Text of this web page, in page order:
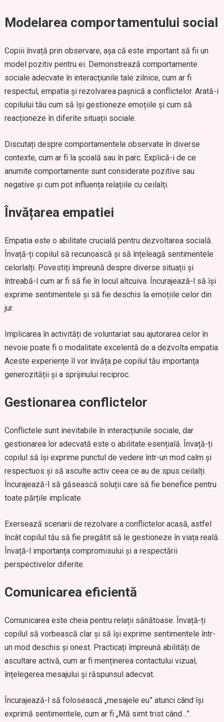
Modelarea comportamentului social
Copiii învață prin observare, așa că este important să fii un
model pozitiv pentru ei. Demonstrează comportamente
sociale adecvate în interacțiunile tale zilnice, cum ar fi
respectul, empatia și rezolvarea pașnică a conflictelor. Arată-i
copilului tău cum să își gestioneze emoțiile și cum să
reacționeze în diferite situații sociale.
Discutați despre comportamentele observate în diverse
contexte, cum ar fi la școală sau în parc. Explică-i de ce
anumite comportamente sunt considerate pozitive sau
negative și cum pot influența relațiile cu ceilalți.
Învățarea empatiei
Empatia este o abilitate crucială pentru dezvoltarea socială.
Învață-ți copilul să recunoască și să înțeleagă sentimentele
celorlalți. Povestiți împreună despre diverse situații și
întreabă-l cum ar fi să fie în locul altcuiva. Încurajează-l să își
exprime sentimentele și să fie deschis la emoțiile celor din
jur.
Implicarea în activități de voluntariat sau ajutorarea celor în
nevoie poate fi o modalitate excelentă de a dezvolta empatia.
Aceste experiențe îl vor învăța pe copilul tău importanța
generozității și a sprijinului reciproc.
Gestionarea conflictelor
Conflictele sunt inevitabile în interacțiunile sociale, dar
gestionarea lor adecvată este o abilitate esențială. Învață-ți
copilul să își exprime punctul de vedere într-un mod calm și
respectuos și să asculte activ ceea ce au de spus ceilalți.
Încurajează-l să găsească soluții care să fie benefice pentru
toate părțile implicate.
Exersează scenarii de rezolvare a conflictelor acasă, astfel
încât copilul tău să fie pregătit să le gestioneze în viața reală.
Învață-l importanța compromisului și a respectării
perspectivelor diferite.
Comunicarea eficientă
Comunicarea este cheia pentru relații sănătoase. Învață-ți
copilul să vorbească clar și să își exprime sentimentele într-
un mod deschis și onest. Practicați împreună abilități de
ascultare activă, cum ar fi menținerea contactului vizual,
înțelegerea mesajului și răspunsul adecvat.
Încurajează-l să folosească „mesajele eu” atunci când își
exprimă sentimentele, cum ar fi „Mă simt trist când…”.